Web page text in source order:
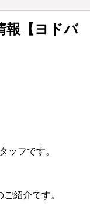
報【ヨドバ
ッフです。
紹介です。